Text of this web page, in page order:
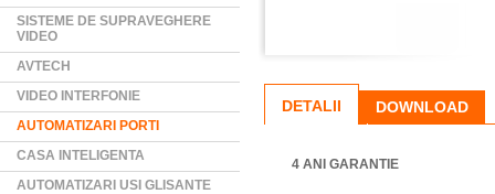
SISTEME DE SUPRAVEGHERE
VIDEO
AVTECH
VIDEO INTERFONIE
AUTOMATIZARI PORTI
CASA INTELIGENTA
AUTOMATIZARI USI GLISANTE
DETALII DOWNLOAD
4 ANI GARANTIE